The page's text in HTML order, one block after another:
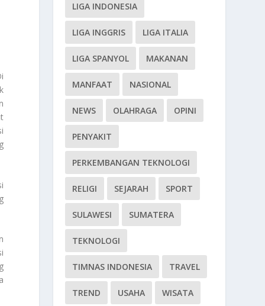
LIGA INDONESIA
LIGA INGGRIS LIGA ITALIA
LIGA SPANYOL MAKANAN
MANFAAT NASIONAL
NEWS OLAHRAGA OPINI
PENYAKIT
PERKEMBANGAN TEKNOLOGI
RELIGI SEJARAH SPORT
SULAWESI SUMATERA
TEKNOLOGI
TIMNAS INDONESIA TRAVEL
TREND USAHA WISATA